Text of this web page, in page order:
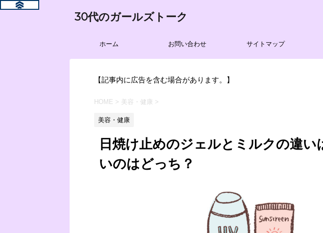
30代のガールズトーク
ホーム お問い合わせ サイトマップ
【記事内に広告を含む場合があります。】
HOME > 美容・健康 >
美容・健康
日焼け止めのジェルとミルクの違い
いのはどっち？